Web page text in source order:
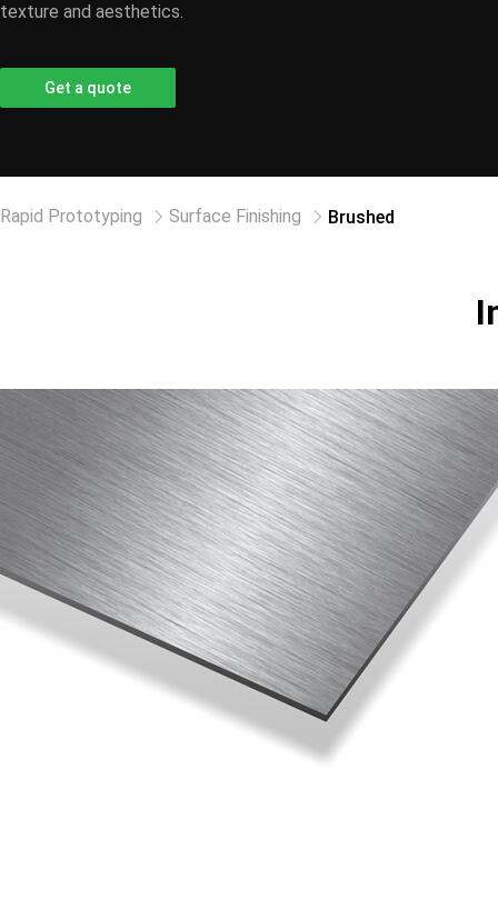
texture and aesthetics.
Get a quote
Rapid Prototyping Surface Finishing Brushed